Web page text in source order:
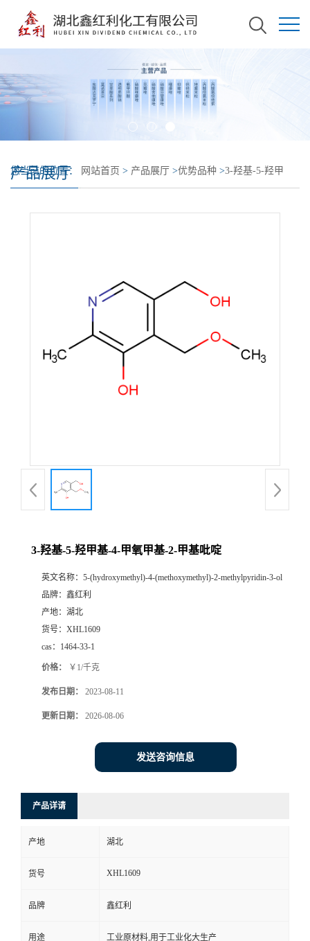
产品展厅
您当前的位置： 网站首页 > 产品展厅 >优势品种 >3-羟基-5-羟甲
3-羟基-5-羟甲基-4-甲氧甲基-2-甲基吡啶
英文名称： 5-(hydroxymethyl)-4-(methoxymethyl)-2-methylpyridin-3-ol
品牌： 鑫红利
产地： 湖北
货号： XHL1609
cas： 1464-33-1
价格： ￥1/千克
发布日期： 2023-08-11
更新日期： 2026-08-06
发送咨询信息
产品详请
产地 湖北
货号 XHL1609
品牌 鑫红利
用途 工业原材料,用于工业化大生产